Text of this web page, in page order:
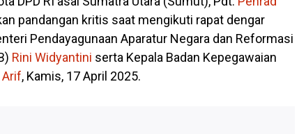
pandangan kritis saat mengikuti rapat dengar
Pendayagunaan Aparatur Negara dan Reformasi
Rini Widyantini serta Kepala Badan Kepegawaian
Arif, Kamis, 17 April 2025.